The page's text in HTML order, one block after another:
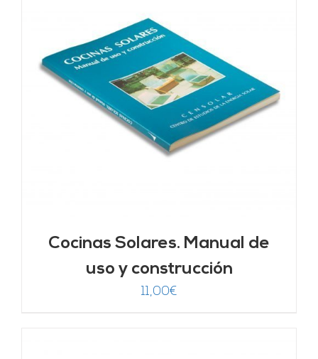
Cocinas Solares. Manual de
uso y construcción
11,00€